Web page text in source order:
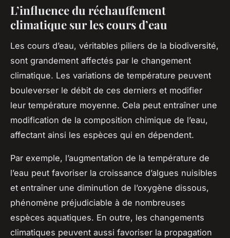
L’influence du réchauffement
climatique sur les cours d’eau
Les cours d’eau, véritables piliers de la biodiversité,
sont grandement affectés par le changement
climatique. Les variations de température peuvent
bouleverser le débit de ces derniers et modifier
leur température moyenne. Cela peut entraîner une
modification de la composition chimique de l’eau,
affectant ainsi les espèces qui en dépendent.
Par exemple, l’augmentation de la température de
l’eau peut favoriser la croissance d’algues nuisibles
et entraîner une diminution de l’oxygène dissous,
phénomène préjudiciable à de nombreuses
espèces aquatiques. En outre, les changements
climatiques peuvent aussi favoriser la propagation